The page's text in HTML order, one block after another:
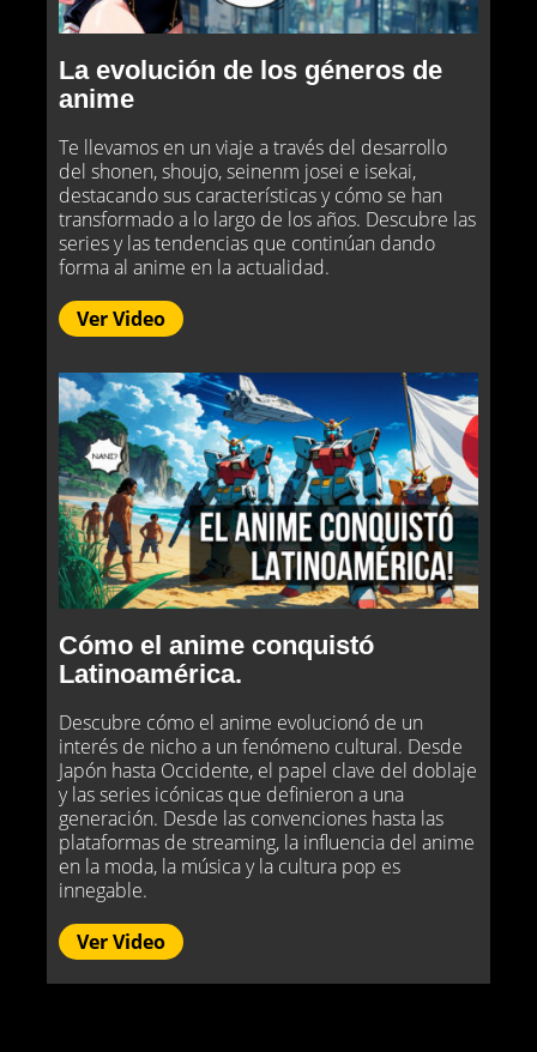
La evolución de los géneros de
anime
Te llevamos en un viaje a través del desarrollo
del shonen, shoujo, seinenm josei e isekai,
destacando sus características y cómo se han
transformado a lo largo de los años. Descubre las
series y las tendencias que continúan dando
forma al anime en la actualidad.
Ver Video
Cómo el anime conquistó
Latinoamérica.
Descubre cómo el anime evolucionó de un
interés de nicho a un fenómeno cultural. Desde
Japón hasta Occidente, el papel clave del doblaje
y las series icónicas que definieron a una
generación. Desde las convenciones hasta las
plataformas de streaming, la influencia del anime
en la moda, la música y la cultura pop es
innegable.
Ver Video